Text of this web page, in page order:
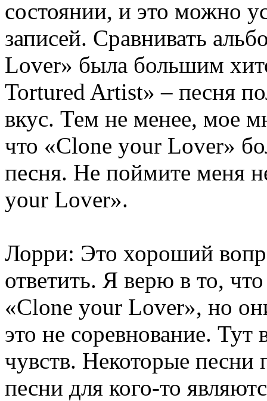
состоянии, и это можно
записей. Сравнивать
Lover» была большим
Tortured Artist» – песня
вкус. Тем не менее, мое
что «Clone your Lover»
песня. Не поймите меня
your Lover».
Лорри: Это хороший
ответить. Я верю в то,
«Clone your Lover», но
это не соревнование. Тут
чувств. Некоторые песни
песни для кого-то